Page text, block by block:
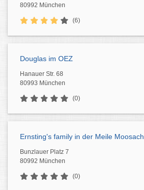
80992 München
(6)
Douglas im OEZ
Hanauer Str. 68
80993 München
(0)
Ernsting's family in der Meile Moosach
Bunzlauer Platz 7
80992 München
(0)